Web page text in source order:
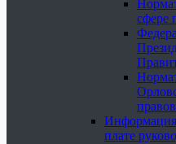
сфере
Информация
плате